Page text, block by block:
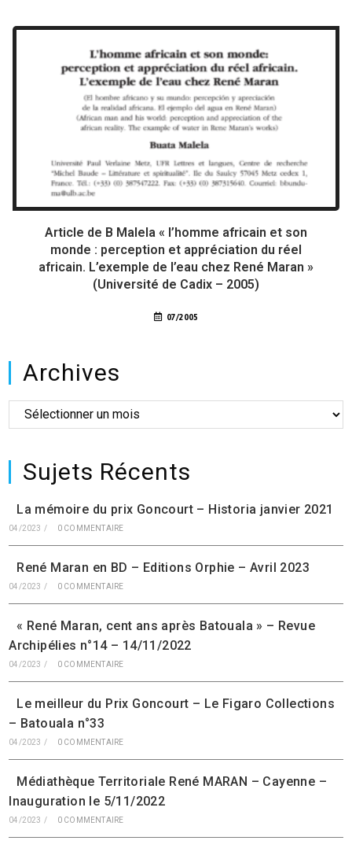
Article de B Malela « l’homme africain et son
monde : perception et appréciation du réel
africain. L’exemple de l’eau chez René Maran »
(Université de Cadix – 2005)
07/2005
Archives
Sujets Récents
La mémoire du prix Goncourt – Historia janvier 2021
04/2023 / 0 COMMENTAIRE
René Maran en BD – Editions Orphie – Avril 2023
04/2023 / 0 COMMENTAIRE
« René Maran, cent ans après Batouala » – Revue
Archipélies n°14 – 14/11/2022
04/2023 / 0 COMMENTAIRE
Le meilleur du Prix Goncourt – Le Figaro Collections
– Batouala n°33
04/2023 / 0 COMMENTAIRE
Médiathèque Territoriale René MARAN – Cayenne –
Inauguration le 5/11/2022
04/2023 / 0 COMMENTAIRE